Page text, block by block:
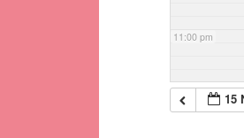
11:00 pm
15